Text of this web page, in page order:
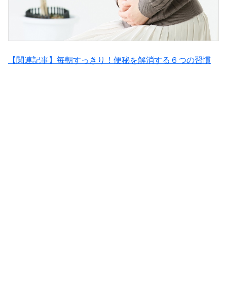
【関連記事】毎朝すっきり！便秘を解消する６つの習慣